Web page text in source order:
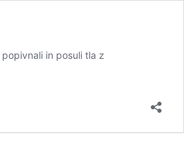
in posuli tla z